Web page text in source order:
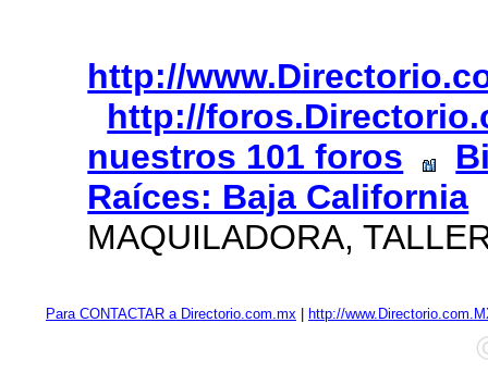
http://
http://
nuestros 101 foros
Raíces: Baja California
MAQUILADORA,
Para CONTACTAR a Directorio.com.mx http://